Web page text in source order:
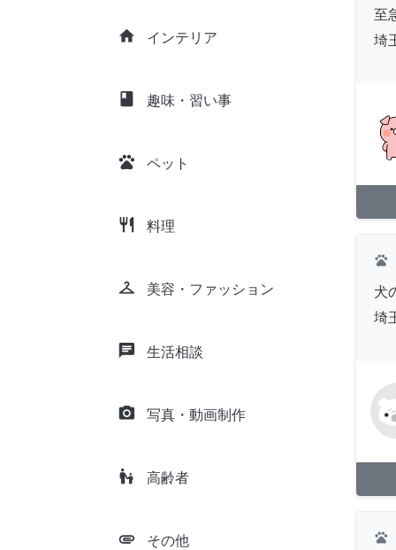
home インテリア
class 趣味・習い事
pets ペット
restaurant 料理
checkroom 美容・ファッション
chat 生活相談
camera_alt 写真・動画制作
escalator_warning 高齢者
attachment その他
至
埼
pets
犬
埼
pets